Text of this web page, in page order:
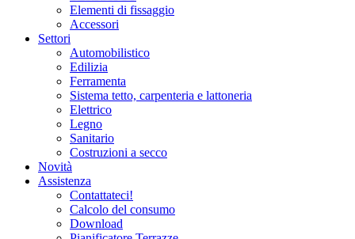
Elementi di fissaggio
Accessori
Settori
Automobilistico
Edilizia
Ferramenta
Sistema tetto, carpenteria e lattoneria
Elettrico
Legno
Sanitario
Costruzioni a secco
Novità
Assistenza
Contattateci!
Calcolo del consumo
Download